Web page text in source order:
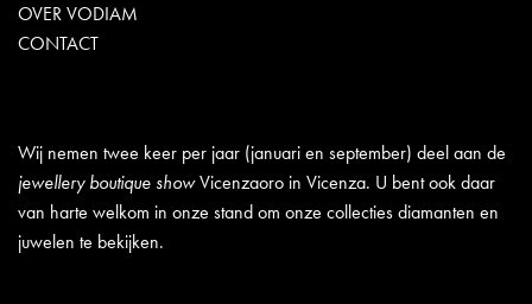
OVER VODIAM
CONTACT
Wij nemen twee keer per jaar (januari en september) deel aan de
jewellery boutique showVicenzaoro in Vicenza. U bent ook daar
van harte welkom in onze stand om onze collecties diamanten en
juwelen te bekijken.